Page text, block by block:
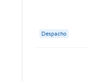
Despacho